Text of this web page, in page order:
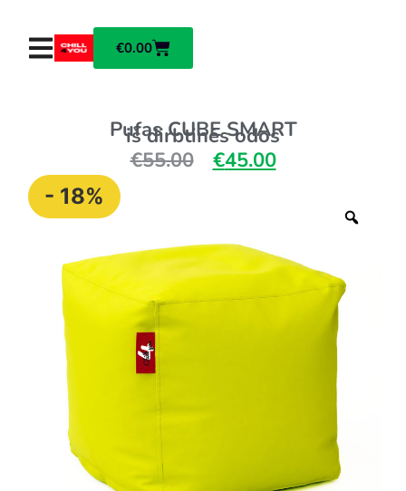
€0.00
Pufas CUBE SMART
iš dirbtinės odos
€55.00 €45.00
- 18%